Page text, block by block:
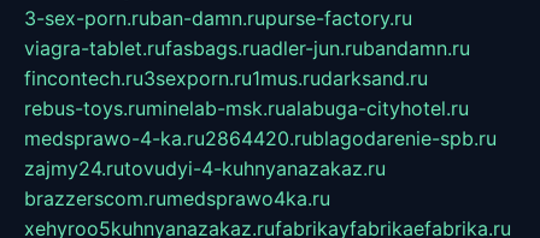
3-sex-porn.ruban-damn.rupurse-factory.ru
viagra-tablet.rufasbags.ruadler-jun.rubandamn.ru
fincontech.ru3sexporn.ru1mus.rudarksand.ru
rebus-toys.ruminelab-msk.rualabuga-cityhotel.ru
medsprawo-4-ka.ru2864420.rublagodarenie-spb.ru
zajmy24.rutovudyi-4-kuhnyanazakaz.ru
brazzerscom.rumedsprawo4ka.ru
xehyroo5kuhnyanazakaz.rufabrikayfabrikaefabrika.ru